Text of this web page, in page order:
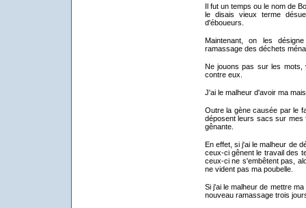
Il fut un temps ou le nom de
le disais vieux terme
d'éboueurs.
Maintenant, on les
ramassage des déchets
Ne jouons pas sur les mots,
contre eux.
J'ai le malheur d'avoir ma
Outre la gène causée par le
déposent leurs sacs sur mes
gênante.
En effet, si j'ai le malheur de
ceux-ci gênent le travail des
ceux-ci ne s'embêtent pas,
ne vident pas ma poubelle.
Si j'ai le malheur de mettre
nouveau ramassage trois